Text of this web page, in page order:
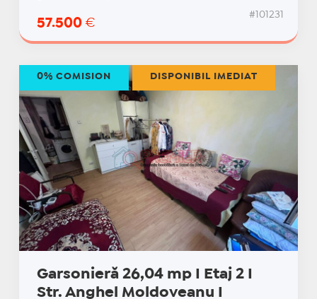
57.500 €
#101231
Garsonieră 26,04 mp I Etaj 2 I
Str. Anghel Moldoveanu I
0% COMISION DISPONIBIL IMEDIAT